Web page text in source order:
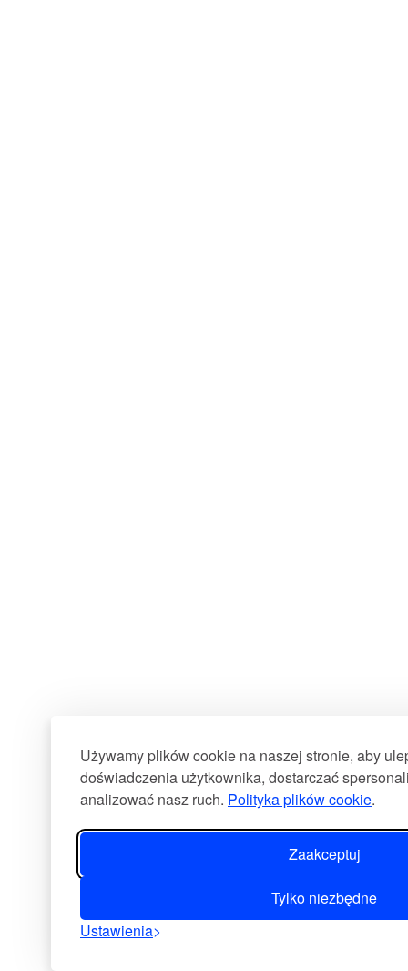
Używamy plików cookie na naszej stronie, aby
doświadczenia użytkownika, dostarczać
analizować nasz ruch. Polityka plików cookie.
Zaakceptuj
Tylko niezbędne
Ustawienia